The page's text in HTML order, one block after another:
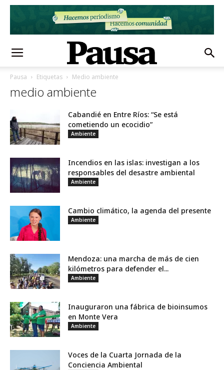
Pausa Etiquetas Medio ambiente
medio ambiente
Cabandié en Entre Ríos: “Se está
cometiendo un ecocidio”
Ambiente
Incendios en las islas: investigan a los
responsables del desastre ambiental
Ambiente
Cambio climático, la agenda del presente
Ambiente
Mendoza: una marcha de más de cien
kilómetros para defender el...
Ambiente
Inauguraron una fábrica de bioinsumos
en Monte Vera
Ambiente
Voces de la Cuarta Jornada de la
Conciencia Ambiental